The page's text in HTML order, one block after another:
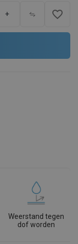
+ favorite_border
Weerstand tegen
dof worden